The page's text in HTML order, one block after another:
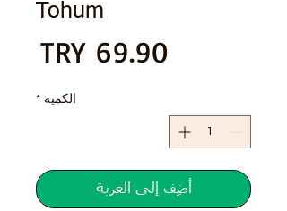
Tohum
الكمية *
أضِف إلى العربة